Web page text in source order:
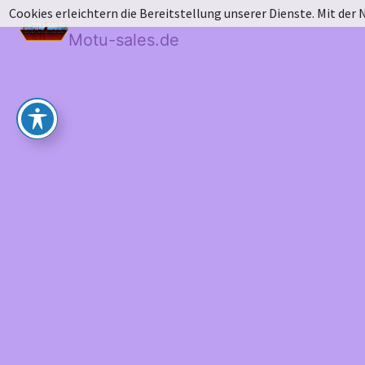
Motu-sales.de
Cookies erleichtern die Bereitstellung unserer Dienste. Mit der